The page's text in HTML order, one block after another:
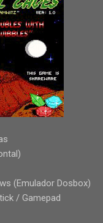
(Emulador Dosbox)
/ Gamepad